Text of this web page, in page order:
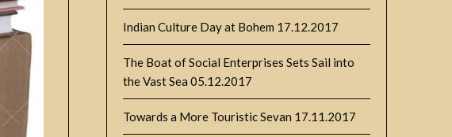
Indian Culture Day at Bohem 17.12.2017
The Boat of Social Enterprises Sets Sail into
the Vast Sea 05.12.2017
Towards a More Touristic Sevan 17.11.2017